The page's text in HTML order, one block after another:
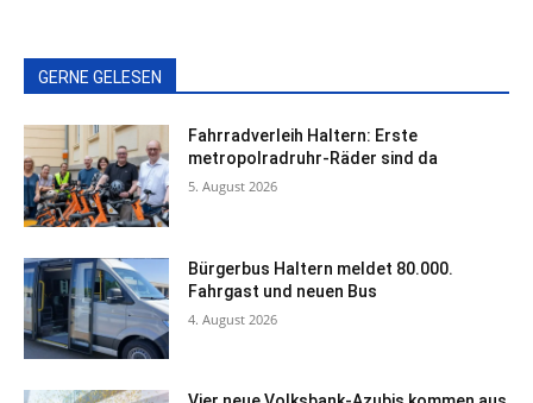
GERNE GELESEN
Fahrradverleih Haltern: Erste
metropolradruhr-Räder sind da
5. August 2026
Bürgerbus Haltern meldet 80.000.
Fahrgast und neuen Bus
4. August 2026